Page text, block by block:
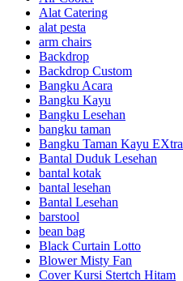
Alat Catering
alat pesta
arm chairs
Backdrop
Backdrop Custom
Bangku Acara
Bangku Kayu
Bangku Lesehan
bangku taman
Bangku Taman Kayu EXtra
Bantal Duduk Lesehan
bantal kotak
bantal lesehan
Bantal Lesehan
barstool
bean bag
Black Curtain Lotto
Blower Misty Fan
Cover Kursi Stertch Hitam